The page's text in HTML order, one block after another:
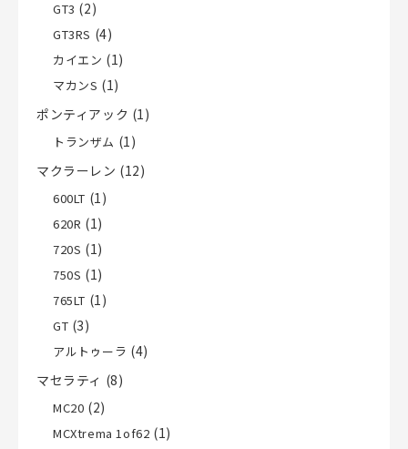
GT3 (2)
GT3RS (4)
カイエン (1)
マカンS (1)
ポンティアック (1)
トランザム (1)
マクラーレン (12)
600LT (1)
620R (1)
720S (1)
750S (1)
765LT (1)
GT (3)
アルトゥーラ (4)
マセラティ (8)
MC20 (2)
MCXtrema 1of62 (1)